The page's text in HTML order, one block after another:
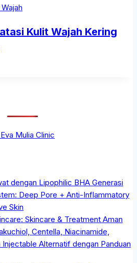
Kulit Wajah Kering
dengan Lipophilic BHA Generasi
Deep Pore + Anti-Inflammatory
Skin
Skincare & Treatment Aman
Centella, Niacinamide,
Alternatif dengan Panduan